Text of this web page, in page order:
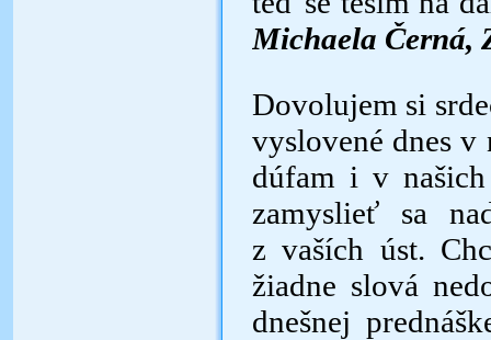
Michaela Černá,
Dovolujem si
vyslovené dnes v
dúfam i v
zamyslieť sa
z vaších úst.
žiadne slová
dnešnej